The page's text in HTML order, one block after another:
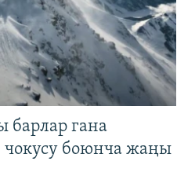
барлар гана
боюнча жаңы